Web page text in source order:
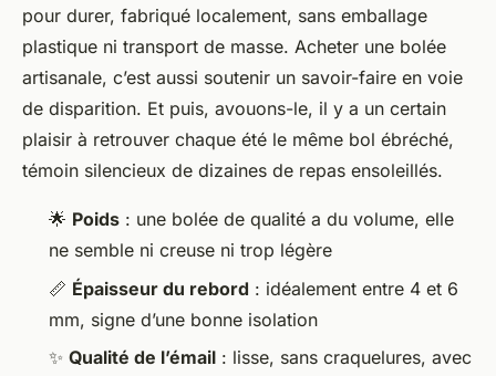
pour durer, fabriqué localement, sans emballage
plastique ni transport de masse. Acheter une bolée
artisanale, c’est aussi soutenir un savoir-faire en voie
de disparition. Et puis, avouons-le, il y a un certain
plaisir à retrouver chaque été le même bol ébréché,
témoin silencieux de dizaines de repas ensoleillés.
🌟 Poids : une bolée de qualité a du volume, elle
ne semble ni creuse ni trop légère
📏 Épaisseur du rebord : idéalement entre 4 et 6
mm, signe d’une bonne isolation
✨ Qualité de l’émail : lisse, sans craquelures, avec